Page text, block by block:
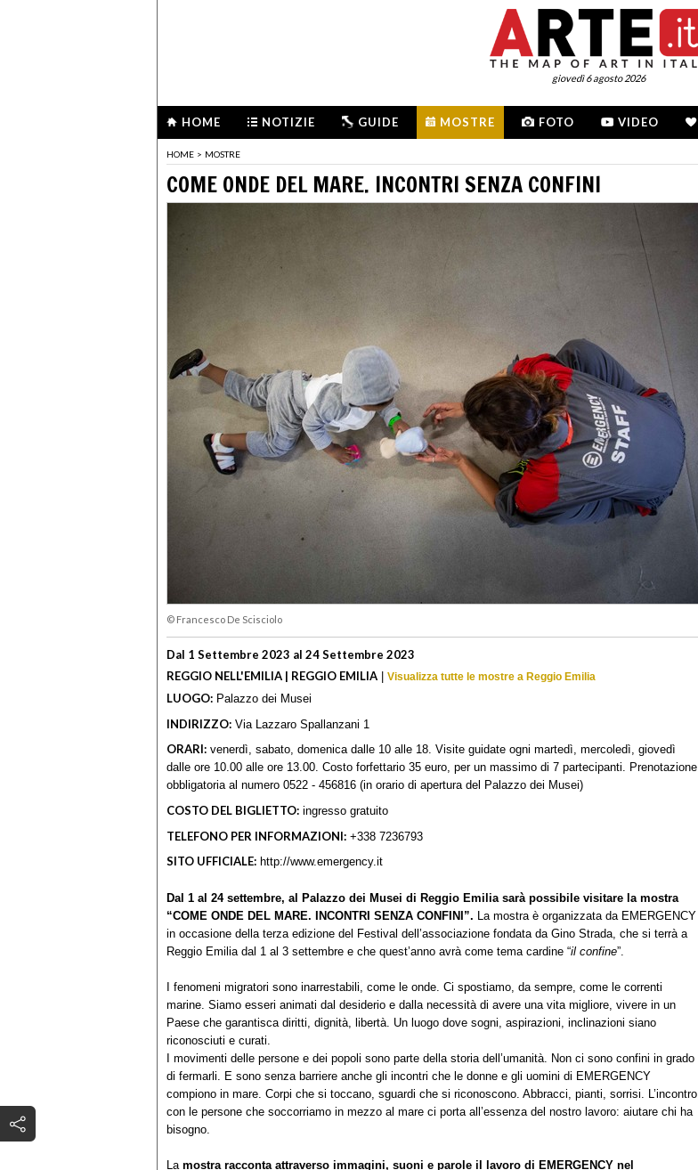
giovedì 6 agosto 2026
HOME NOTIZIE GUIDE MOSTRE FOTO VIDEO
HOME > MOSTRE
COME ONDE DEL MARE. INCONTRI SENZA CONFINI
© Francesco De Scisciolo
Dal 1 Settembre 2023 al 24 Settembre 2023
REGGIO NELL'EMILIA | REGGIO EMILIA | Visualizza tutte le mostre a Reggio Emilia
LUOGO: Palazzo dei Musei
INDIRIZZO: Via Lazzaro Spallanzani 1
ORARI: venerdì, sabato, domenica dalle 10 alle 18. Visite guidate ogni martedì, mercoledì, giovedì
dalle ore 10.00 alle ore 13.00. Costo forfettario 35 euro, per un massimo di 7 partecipanti. Prenotazione
obbligatoria al numero 0522 - 456816 (in orario di apertura del Palazzo dei Musei)
COSTO DEL BIGLIETTO: ingresso gratuito
TELEFONO PER INFORMAZIONI: +338 7236793
SITO UFFICIALE: http://www.emergency.it
Dal 1 al 24 settembre, al Palazzo dei Musei di Reggio Emilia sarà possibile visitare la mostra
“COME ONDE DEL MARE. INCONTRI SENZA CONFINI”. La mostra è organizzata da EMERGENCY
in occasione della terza edizione del Festival dell’associazione fondata da Gino Strada, che si terrà a
Reggio Emilia dal 1 al 3 settembre e che quest’anno avrà come tema cardine “il confine”.
I fenomeni migratori sono inarrestabili, come le onde. Ci spostiamo, da sempre, come le correnti
marine. Siamo esseri animati dal desiderio e dalla necessità di avere una vita migliore, vivere in un
Paese che garantisca diritti, dignità, libertà. Un luogo dove sogni, aspirazioni, inclinazioni siano
riconosciuti e curati.
I movimenti delle persone e dei popoli sono parte della storia dell’umanità. Non ci sono confini in grado
di fermarli. E sono senza barriere anche gli incontri che le donne e gli uomini di EMERGENCY
compiono in mare. Corpi che si toccano, sguardi che si riconoscono. Abbracci, pianti, sorrisi. L’incontro
con le persone che soccorriamo in mezzo al mare ci porta all’essenza del nostro lavoro: aiutare chi ha
bisogno.
La mostra racconta attraverso immagini, suoni e parole il lavoro di EMERGENCY nel